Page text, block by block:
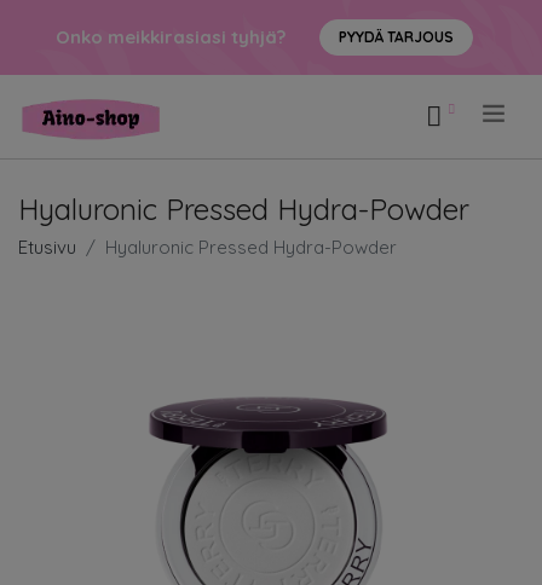
Onko meikkirasiasi tyhjä? PYYDÄ TARJOUS
Hyaluronic Pressed Hydra-Powder
Etusivu Hyaluronic Pressed Hydra-Powder